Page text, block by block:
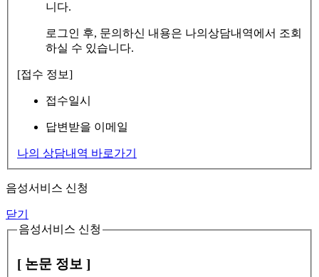
니다.
로그인 후, 문의하신 내용은 나의상담내역에서 조회
하실 수 있습니다.
[접수 정보]
접수일시
답변받을 이메일
나의 상담내역 바로가기
음성서비스 신청
닫기
음성서비스 신청
[ 논문 정보 ]